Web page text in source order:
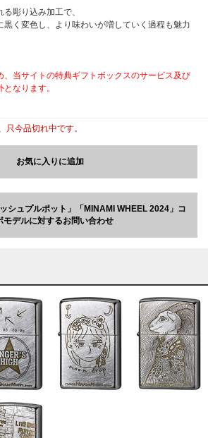
彫り込み加工で、
黒く変色し、より味わいが増していく過程も魅力
、当サイトの特典ギフトボックスのサービス及び
なります。
今品切れ中です。
お気に入りに追加
シュプルポット」「MINAMI WHEEL 2024」コ
モデルに対するお問い合わせ